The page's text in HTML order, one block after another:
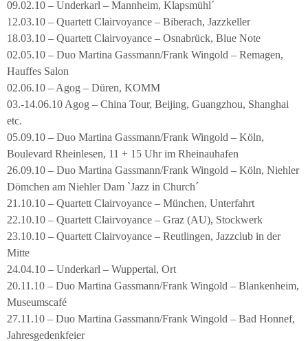
09.02.10 – Underkarl – Mannheim, Klapsmühl´
12.03.10 – Quartett Clairvoyance – Biberach, Jazzkeller
18.03.10 – Quartett Clairvoyance – Osnabrück, Blue Note
02.05.10 – Duo Martina Gassmann/Frank Wingold – Remagen,
Hauffes Salon
02.06.10 – Agog – Düren, KOMM
03.-14.06.10 Agog – China Tour, Beijing, Guangzhou, Shanghai
etc.
05.09.10 – Duo Martina Gassmann/Frank Wingold – Köln,
Boulevard Rheinlesen, 11 + 15 Uhr im Rheinauhafen
26.09.10 – Duo Martina Gassmann/Frank Wingold – Köln, Niehler
Dömchen am Niehler Dam `Jazz in Church´
21.10.10 – Quartett Clairvoyance – München, Unterfahrt
22.10.10 – Quartett Clairvoyance – Graz (AU), Stockwerk
23.10.10 – Quartett Clairvoyance – Reutlingen, Jazzclub in der
Mitte
24.04.10 – Underkarl – Wuppertal, Ort
20.11.10 – Duo Martina Gassmann/Frank Wingold – Blankenheim,
Museumscafé
27.11.10 – Duo Martina Gassmann/Frank Wingold – Bad Honnef,
Jahresgedenkfeier